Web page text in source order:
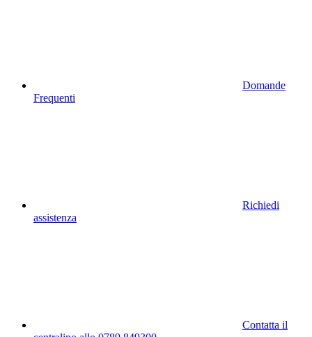
Domande
Frequenti
Richiedi
assistenza
Contatta il